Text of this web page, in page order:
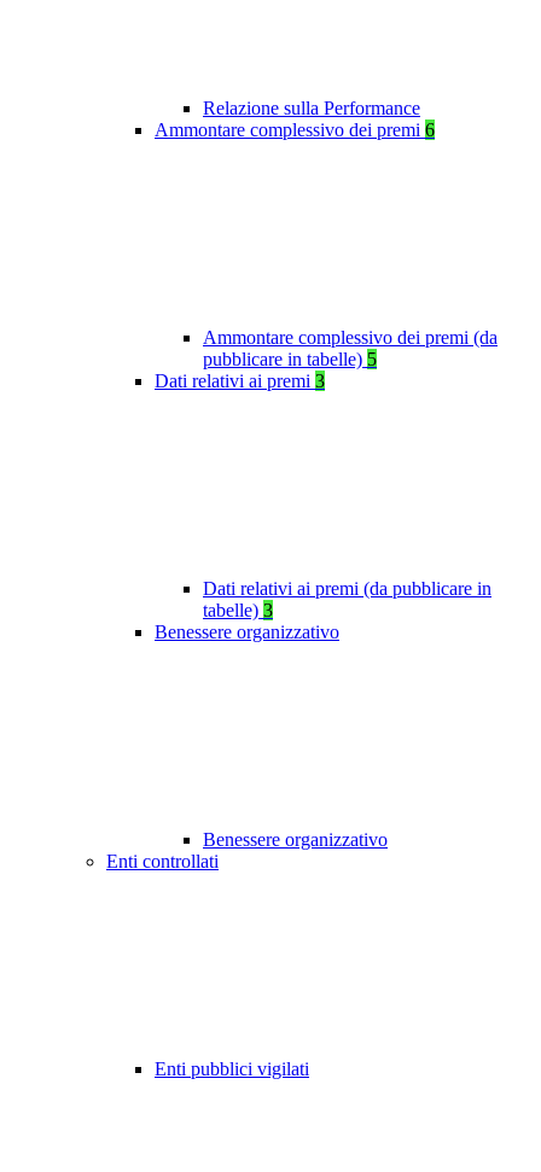
Relazione sulla Performance
Ammontare complessivo dei premi 6
Ammontare complessivo dei premi (da
pubblicare in tabelle) 5
Dati relativi ai premi 3
Dati relativi ai premi (da pubblicare in
tabelle) 3
Benessere organizzativo
Benessere organizzativo
Enti controllati
Enti pubblici vigilati